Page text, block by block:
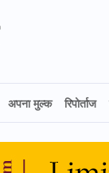
अपना मुल्क रिपोर्ताज